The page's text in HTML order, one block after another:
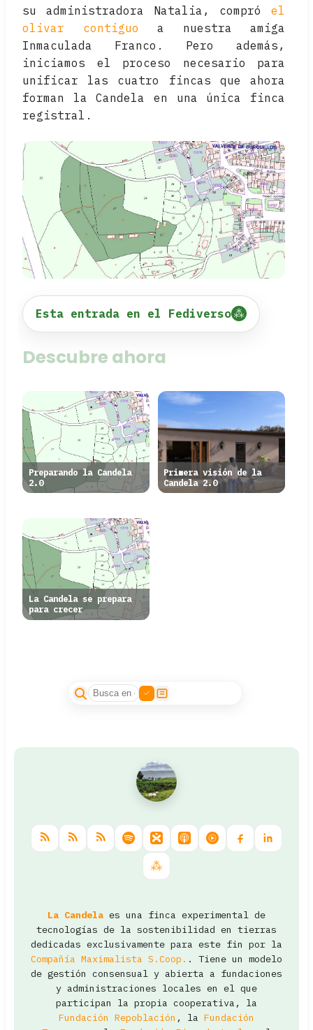
su administradora Natalia, compró el
olivar contiguo a nuestra amiga
Inmaculada Franco. Pero además,
iniciamos el proceso necesario para
unificar las cuatro fincas que ahora
forman la Candela en una única finca
registral.
Esta entrada en el Fediverso
Descubre ahora
Preparando la Candela
2.0
Primera visión de la
Candela 2.0
La Candela se prepara
para crecer
La Candela es una finca experimental de
tecnologías de la sostenibilidad en tierras
dedicadas exclusivamente para este fin por la
Compañía Maximalista S.Coop. . Tiene un modelo
de gestión consensual y abierta a fundaciones
y administraciones locales en el que
participan la propia cooperativa, la
Fundación Repoblación , la Fundación